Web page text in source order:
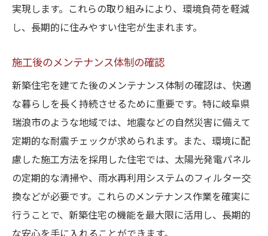
実現します。これらの取り組みにより、環境負荷を軽減
し、長期的に住みやすい住宅が生まれます。
施工後のメンテナンス体制の確認
新築住宅を建てた後のメンテナンス体制の確認は、快適
な暮らしを長く持続させるために重要です。特に岐阜県
瑞浪市のような地域では、地震などの自然災害に備えて
定期的な耐震チェックが求められます。また、環境に配
慮した施工方法を採用した住宅では、太陽光発電パネル
の定期的な清掃や、雨水再利用システムのフィルター交
換などが必要です。これらのメンテナンス作業を確実に
行うことで、新築住宅の機能を最大限に活用し、長期的